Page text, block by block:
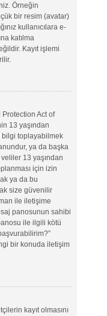
Örneğin
bir resim (avatar)
kullanıcılara e-
katılma
Kayıt işlemi
Act of
13 yaşından
toplayabilmek
ya da başka
13 yaşından
için izin
ya da bu
size güvenilir
ile iletişime
panosunun sahibi
ile ilgili kötü
bir konuda iletişim
kayıt olmasını